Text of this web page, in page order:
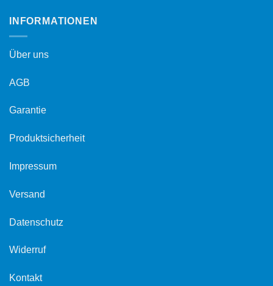
INFORMATIONEN
Über uns
AGB
Garantie
Produktsicherheit
Impressum
Versand
Datenschutz
Widerruf
Kontakt